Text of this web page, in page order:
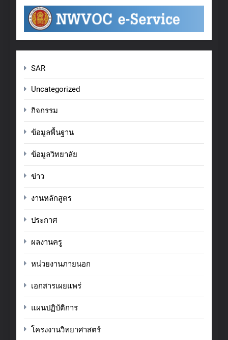
SAR
Uncategorized
กิจกรรม
ข้อมูลพื้นฐาน
ข้อมูลวิทยาลัย
ข่าว
งานหลักสูตร
ประกาศ
ผลงานครู
หน่วยงานภายนอก
เอกสารเผยแพร่
แผนปฏิบัติการ
โครงงานวิทยาศาสตร์